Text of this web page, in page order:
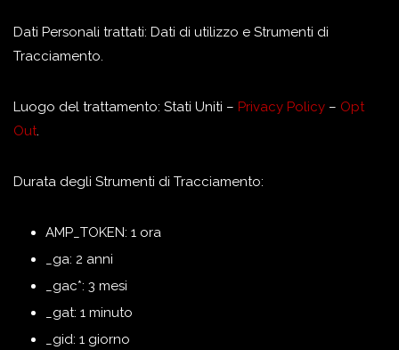
Dati Personali trattati: Dati di utilizzo e Strumenti di
Tracciamento.
Luogo del trattamento: Stati Uniti – Privacy Policy – Opt
Out.
Durata degli Strumenti di Tracciamento:
AMP_TOKEN: 1 ora
_ga: 2 anni
_gac*: 3 mesi
_gat: 1 minuto
_gid: 1 giorno